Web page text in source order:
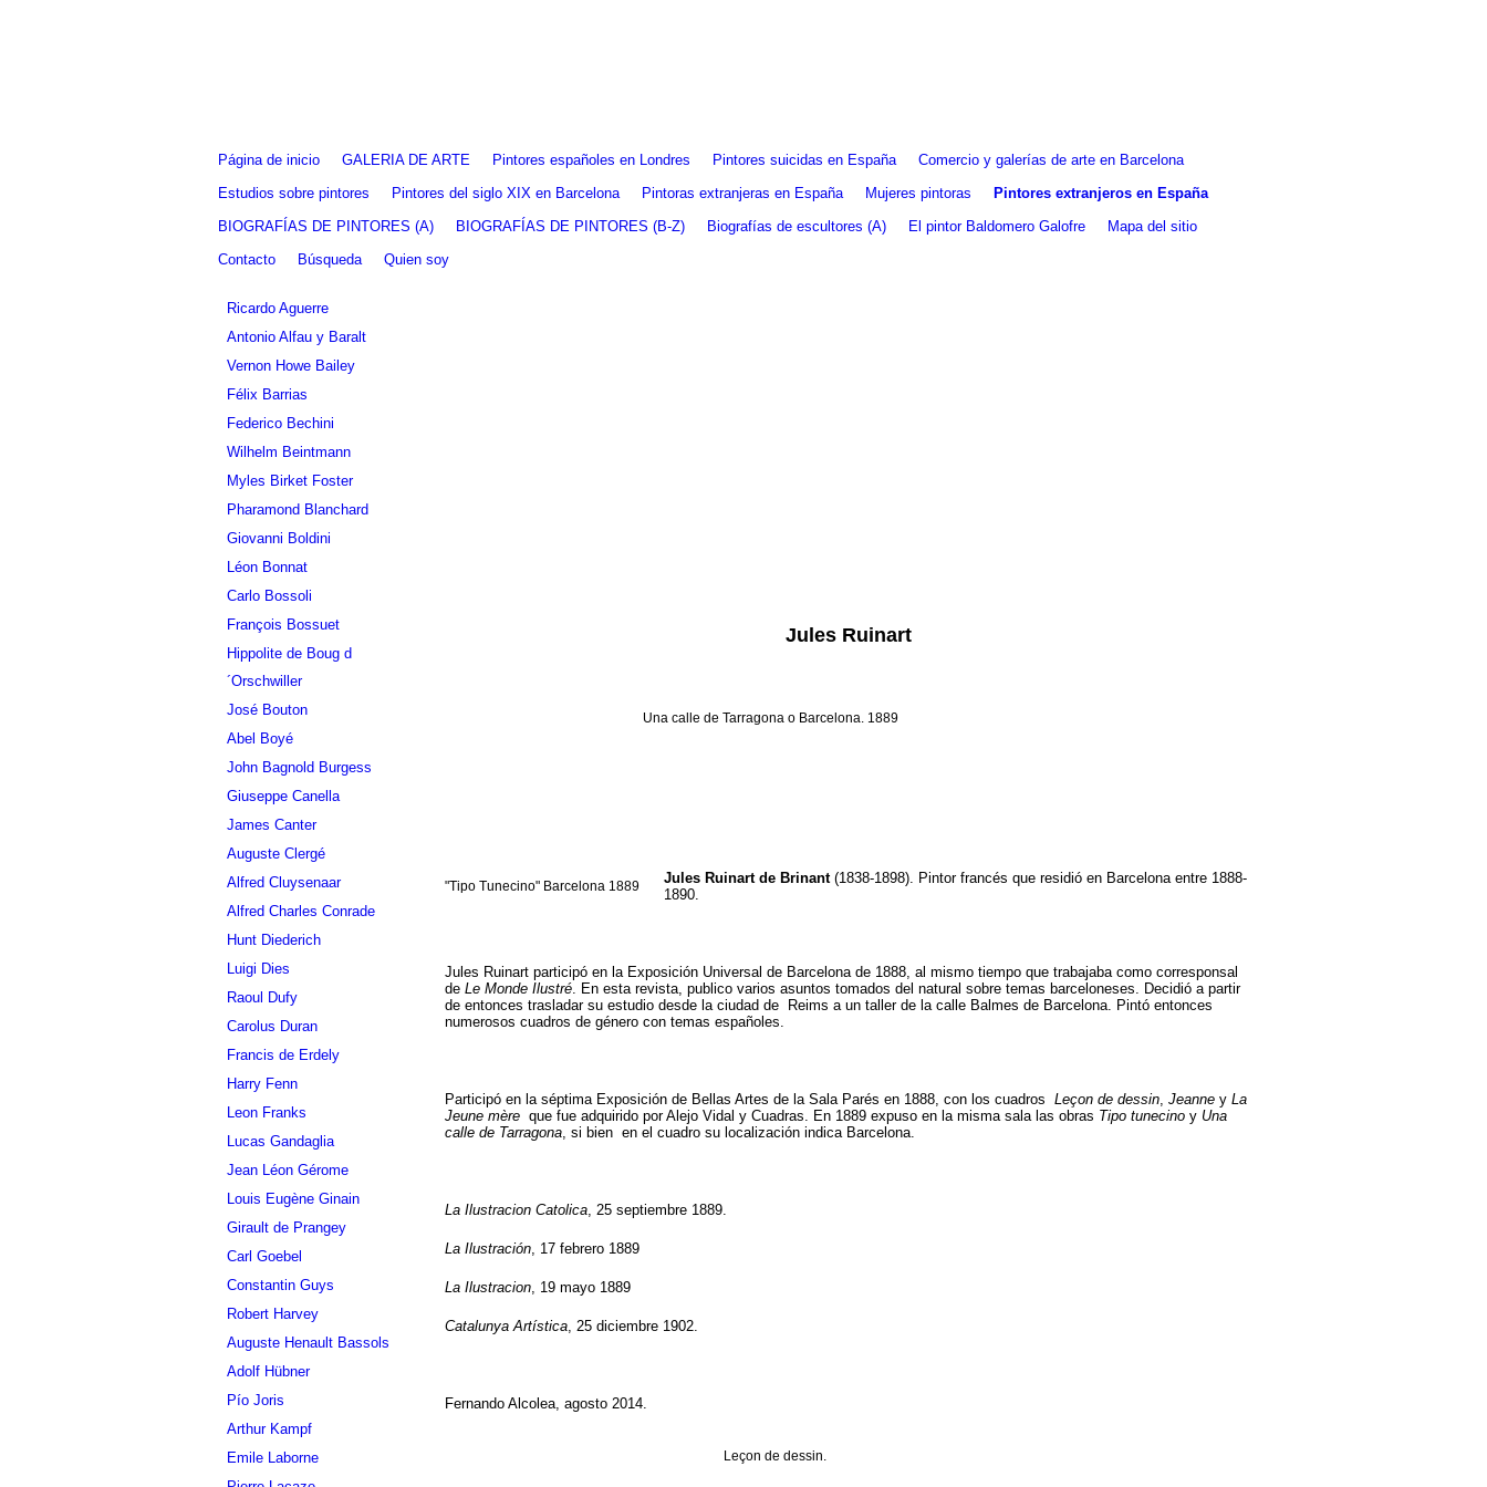
Página de inicio GALERIA DE ARTE Pintores españoles en Londres Pintores suicidas en España
Comercio y galerías de arte en Barcelona
Estudios sobre pintores
Pintores del siglo XIX en Barcelona Pintoras extranjeras en España Mujeres pintoras
Pintores extranjeros en España
BIOGRAFÍAS DE PINTORES (A)
BIOGRAFÍAS DE PINTORES (B-Z) Biografías de escultores (A) El pintor Baldomero Galofre
Mapa del sitio
Contacto
Búsqueda Quien soy
Ricardo Aguerre
Antonio Alfau y Baralt
Vernon Howe Bailey
Félix Barrias
Federico Bechini
Wilhelm Beintmann
Myles Birket Foster
Pharamond Blanchard
Giovanni Boldini
Léon Bonnat
Carlo Bossoli
François Bossuet
Hippolite de Boug d
´Orschwiller
José Bouton
Abel Boyé
John Bagnold Burgess
Giuseppe Canella
James Canter
Auguste Clergé
Alfred Cluysenaar
Alfred Charles Conrade
Hunt Diederich
Luigi Dies
Raoul Dufy
Carolus Duran
Francis de Erdely
Harry Fenn
Leon Franks
Lucas Gandaglia
Jean Léon Gérome
Louis Eugène Ginain
Girault de Prangey
Carl Goebel
Constantin Guys
Robert Harvey
Auguste Henault Bassols
Adolf Hübner
Pío Joris
Arthur Kampf
Emile Laborne
Jules Ruinart
Una calle de Tarragona o Barcelona. 1889
"Tipo Tunecino" Barcelona 1889 Jules Ruinart de Brinant (1838-1898). Pintor francés que residió en Barcelona entre 1888-
1890.
Jules Ruinart participó en la Exposición Universal de Barcelona de 1888, al mismo tiempo que trabajaba como corresponsal
de Le Monde Ilustré. En esta revista, publico varios asuntos tomados del natural sobre temas barceloneses. Decidió a partir
de entonces trasladar su estudio desde la ciudad de Reims a un taller de la calle Balmes de Barcelona. Pintó entonces
numerosos cuadros de género con temas españoles.
Participó en la séptima Exposición de Bellas Artes de la Sala Parés en 1888, con los cuadros Leçon de dessin, Jeanne y La
Jeune mère que fue adquirido por Alejo Vidal y Cuadras. En 1889 expuso en la misma sala las obras Tipo tunecino y Una
calle de Tarragona, si bien en el cuadro su localización indica Barcelona.
La Ilustracion Catolica, 25 septiembre 1889.
La Ilustración, 17 febrero 1889
La Ilustracion, 19 mayo 1889
Catalunya Artística, 25 diciembre 1902.
Fernando Alcolea, agosto 2014.
Leçon de dessin.